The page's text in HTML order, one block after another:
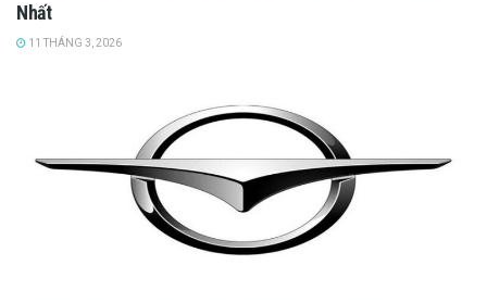
Nhất
11 THÁNG 3, 2026